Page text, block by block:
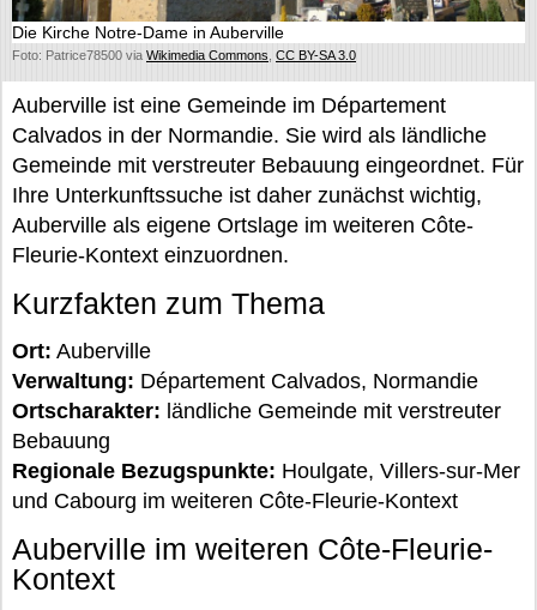
Die Kirche Notre-Dame in Auberville
Foto: Patrice78500 via Wikimedia Commons CC BY-SA 3.0
Auberville ist eine Gemeinde im Département
Calvados in der Normandie. Sie wird als ländliche
Gemeinde mit verstreuter Bebauung eingeordnet. Für
Ihre Unterkunftssuche ist daher zunächst wichtig,
Auberville als eigene Ortslage im weiteren Côte-
Fleurie-Kontext einzuordnen.
Kurzfakten zum Thema
Ort: Auberville
Verwaltung: Département Calvados, Normandie
Ortscharakter: ländliche Gemeinde mit verstreuter
Bebauung
Regionale Bezugspunkte: Houlgate, Villers-sur-Mer
und Cabourg im weiteren Côte-Fleurie-Kontext
Auberville im weiteren Côte-Fleurie-
Kontext